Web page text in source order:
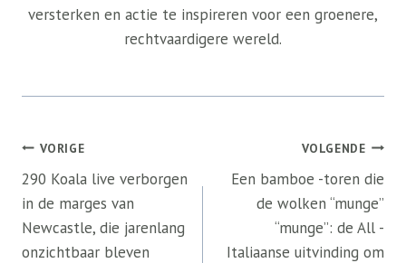
versterken en actie te inspireren voor een groenere,
rechtvaardigere wereld.
Bericht
navigatie
VORIGE
290 Koala live verborgen
in de marges van
Newcastle, die jarenlang
onzichtbaar bleven
VOLGENDE
Een bamboe -toren die
de wolken “munge”
“munge”: de All -
Italiaanse uitvinding om